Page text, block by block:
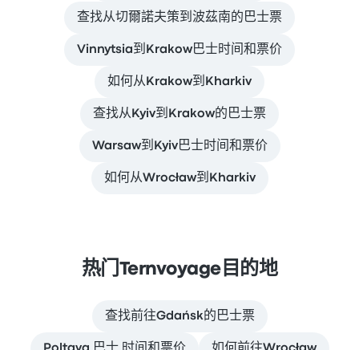
查找从切爾諾夫策到波茲南的巴士票
Vinnytsia到Krakow巴士时间和票价
如何从Krakow到Kharkiv
查找从Kyiv到Krakow的巴士票
Warsaw到Kyiv巴士时间和票价
如何从Wrocław到Kharkiv
热门Ternvoyage目的地
查找前往Gdańsk的巴士票